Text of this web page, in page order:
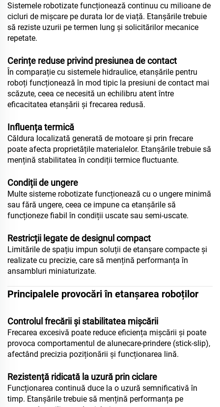
Sistemele robotizate funcționează continuu cu milioane de
cicluri de mișcare pe durata lor de viață. Etanșările trebuie
să reziste uzurii pe termen lung și solicitărilor mecanice
repetate.
Cerințe reduse privind presiunea de contact
În comparație cu sistemele hidraulice, etanșările pentru
roboți funcționează în mod tipic la presiuni de contact mai
scăzute, ceea ce necesită un echilibru atent între
eficacitatea etanșării și frecarea redusă.
Influența termică
Căldura localizată generată de motoare și prin frecare
poate afecta proprietățile materialelor. Etanșările trebuie să
mențină stabilitatea în condiții termice fluctuante.
Condiții de ungere
Multe sisteme robotizate funcționează cu o ungere minimă
sau fără ungere, ceea ce impune ca etanșările să
funcționeze fiabil în condiții uscate sau semi-uscate.
Restricții legate de designul compact
Limitările de spațiu impun soluții de etanșare compacte și
realizate cu precizie, care să mențină performanța în
ansambluri miniaturizate.
Principalele provocări în etanșarea roboților
Controlul frecării și stabilitatea mișcării
Frecarea excesivă poate reduce eficiența mișcării și poate
provoca comportamentul de alunecare-prindere (stick-slip),
afectând precizia poziționării și funcționarea lină.
Rezistență ridicată la uzură prin ciclare
Funcționarea continuă duce la o uzură semnificativă în
timp. Etanșările trebuie să mențină performanța pe